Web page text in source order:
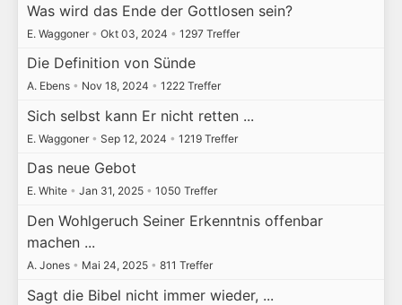
Was wird das Ende der Gottlosen sein?
E. Waggoner • Okt 03, 2024 • 1297 Treffer
Die Definition von Sünde
A. Ebens • Nov 18, 2024 • 1222 Treffer
Sich selbst kann Er nicht retten ...
E. Waggoner • Sep 12, 2024 • 1219 Treffer
Das neue Gebot
E. White • Jan 31, 2025 • 1050 Treffer
Den Wohlgeruch Seiner Erkenntnis offenbar
machen ...
A. Jones • Mai 24, 2025 • 811 Treffer
Sagt die Bibel nicht immer wieder, ...